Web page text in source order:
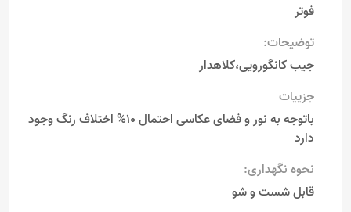
فوتر
توضیحات:
جیب کانگورویی،کلاهدار
جزییات
باتوجه به نور و فضای عکاسی احتمال 10% اختلاف رنگ وجود
دارد
نحوه نگهداری:
قابل شست و شو